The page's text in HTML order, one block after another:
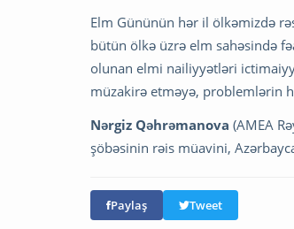
Elm Gününün hər il ölkəmizdə
bütün ölkə üzrə elm sahəsində
olunan elmi nailiyyətləri
müzakirə etməyə, problemlərin
Nərgiz Qəhrəmanova (AMEA
şöbəsinin rəis müavini,
Paylaş Tweet